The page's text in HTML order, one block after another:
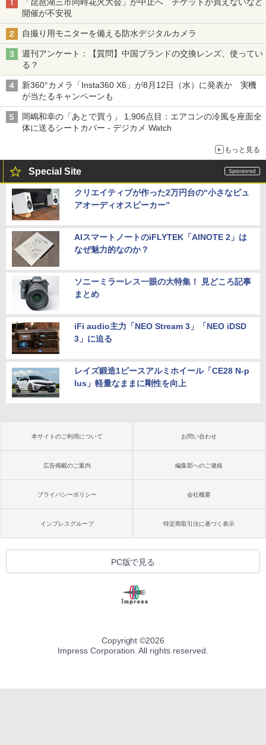
「琵琶湖三市同時花火大会」が中止へ チケットが買えないなど
開催が不安視
自撮り用モニターを備える防水デジタルカメラ
週刊アンケート：【質問】中国ブランドの交換レンズ、使ってい
る？
新360°カメラ「Insta360 X6」が8月12日（水）に発表か 実機
が当たるキャンペーンも
岡嶋和幸の「あとで買う」 1,906点目：エアコンの冷風を座面全
体に送るシートカバー - デジカメ Watch
もっと見る
Special Site
クリエイティブが作った2万円台の“小さなピュ
アオーディオスピーカー”
AIスマートノートのiFLYTEK「AINOTE 2」は
なぜ魅力的なのか？
ソニーミラーレス一眼の大特集！ 見どころ記事
まとめ
iFi audio主力「NEO Stream 3」「NEO iDSD
3」に迫る
レイズ鍛造1ピースアルミホイール「CE28 N-p
lus」軽量なままに剛性を向上
本サイトのご利用について お問い合わせ
広告掲載のご案内 編集部へのご連絡
プライバシーポリシー 会社概要
インプレスグループ 特定商取引法に基づく表示
PC版で見る
Copyright ©2026
Impress Corporation. All rights reserved.